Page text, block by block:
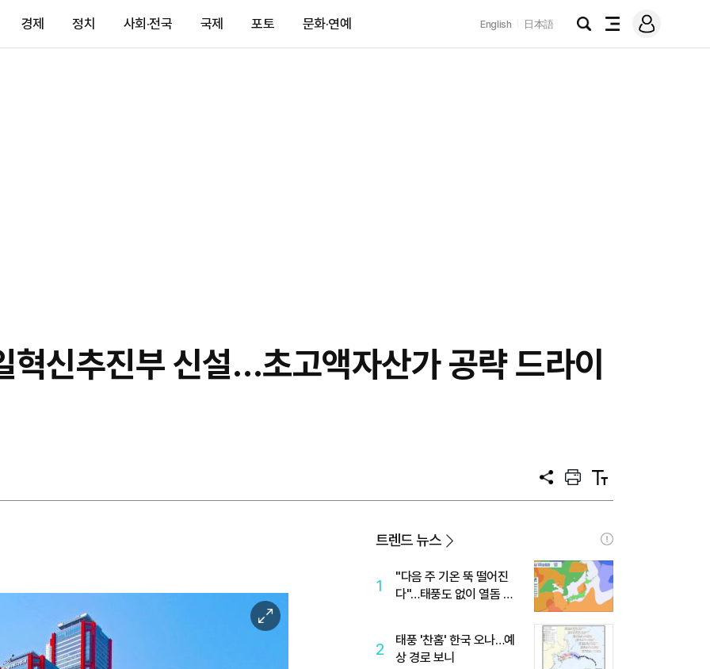
경제 정치 사회·전국 국제 포토 문화·연예 English 日本語
검
전
메
그
신추진부 신설…초고액자산가 공략 드라이
공
프
트
텍
트
이
미
트렌드 뉴스
1
"다음 주 기온 뚝 떨어진
다"…태풍도 없이 열돔 박
2
태풍 '찬홈' 한국 오나…예
상 경로 보니